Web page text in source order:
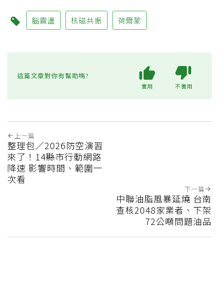
腦震盪 核磁共振 荷爾蒙
這篇文章對你有幫助嗎?
實用 不實用
上一篇
整理包／2026防空演習
來了！14縣市行動網路
降速 影響時間、範圍一
次看
下一篇
中聯油脂風暴延燒 台南
查核2048家業者、下架
72公噸問題油品